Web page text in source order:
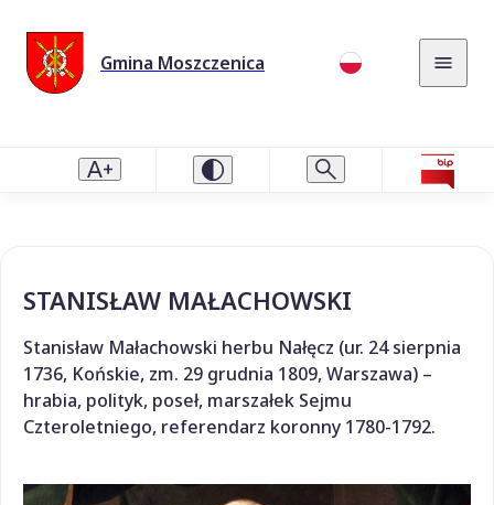
Gmina Moszczenica
STANISŁAW MAŁACHOWSKI
Stanisław Małachowski herbu Nałęcz (ur. 24 sierpnia
1736, Końskie, zm. 29 grudnia 1809, Warszawa) –
hrabia, polityk, poseł, marszałek Sejmu
Czteroletniego, referendarz koronny 1780-1792.